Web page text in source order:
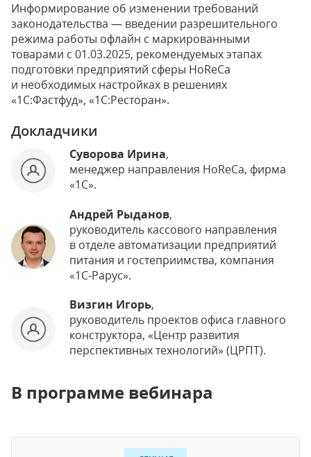
Информирование об изменении требований
законодательства — введении разрешительного
режима работы офлайн с маркированными
товарами с 01.03.2025, рекомендуемых этапах
подготовки предприятий сферы HoReCa
и необходимых настройках в решениях
«1С:Фастфуд», «1С:Ресторан».
Докладчики
Суворова Ирина,
менеджер направления HoReCа, фирма
«1С».
Андрей Рыданов,
руководитель кассового направления
в отделе автоматизации предприятий
питания и гостеприимства, компания
«1С‑Рарус».
Визгин Игорь,
руководитель проектов офиса главного
конструктора, «Центр развития
перспективных технологий» (ЦРПТ).
В программе вебинара